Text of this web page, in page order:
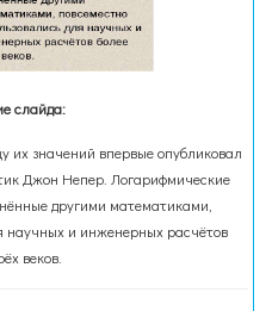
слайда:
их значений впервые опубликовал
Джон Непер. Логарифмические
другими математиками,
научных и инженерных расчётов
веков.